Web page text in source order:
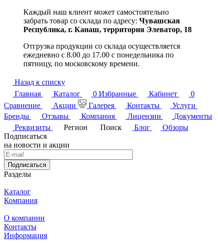
Каждый наш клиент может самостоятельно
забрать товар со склада по адресу: Чувашская
Республика, г. Канаш, территория Элеватор, 18
Отгрузка продукции со склада осуществляется
ежедневно с 8.00 до 17.00 с понедельника по
пятницу, по московскому времени.
Назад к списку
Главная
Каталог 0 Избранные Кабинет
0
Сравнение
Акции Галерея Контакты
Услуги
Бренды
Отзывы Компания Лицензии
Документы
Реквизиты
Регион Поиск Блог
Обзоры
Подписаться
на новости и акции
Подписаться
Разделы
Каталог
Компания
О компании
Контакты
Информация